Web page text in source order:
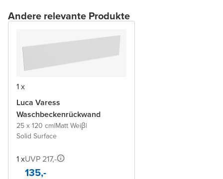
Andere relevante Produkte
1 x
Luca Varess
Waschbeckenrückwand
25 x 120 cm|Matt Weiβ|
Solid Surface
1 xUVP 217,-
135,-